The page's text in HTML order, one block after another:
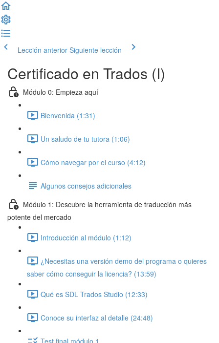
Lección anterior Siguiente lección
Certificado en Trados (I)
Módulo 0: Empieza aquí
Bienvenida (1:31)
Un saludo de tu tutora (1:06)
Cómo navegar por el curso (4:12)
Algunos consejos adicionales
Módulo 1: Descubre la herramienta de traducción más
potente del mercado
Introducción al módulo (1:12)
¿Necesitas una versión demo del programa o quieres
saber cómo conseguir la licencia? (13:59)
Qué es SDL Trados Studio (12:33)
Conoce su interfaz al detalle (24:48)
Test final módulo 1